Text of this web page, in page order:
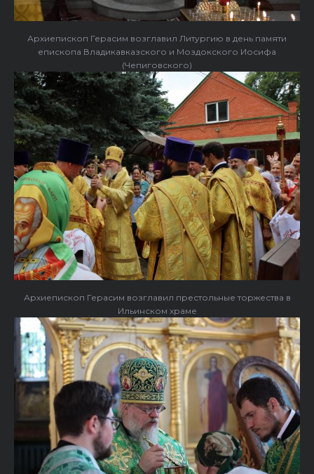
Архиепископ Герасим возглавил Литургию в день памяти
епископа Владикавказского и Моздокского Иосифа
(Чепиговского)
Архиепископ Герасим возглавил престольные торжества в
Ильинском храме